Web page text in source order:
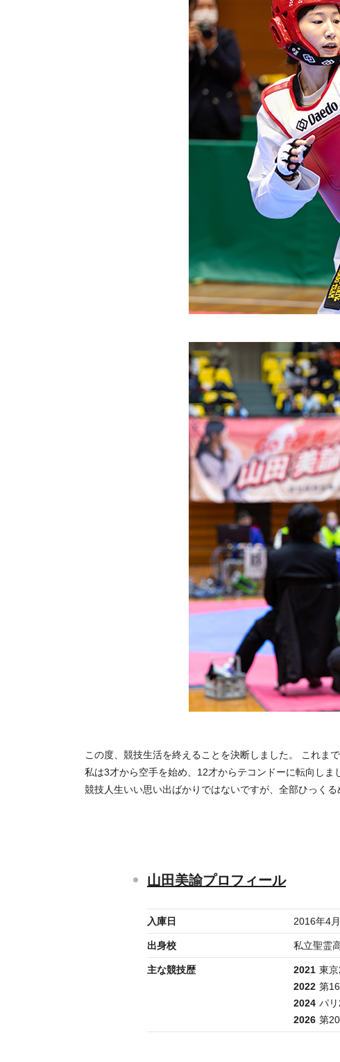
この度、競技生活を終えることを決断しました。 これま
私は3才から空手を始め、12才からテコンドーに転向しま
競技人生いい思い出ばかりではないですが、全部ひっく
山田美諭プロフィール
入庫日 2016年4
出身校 私立聖霊
主な競技歴 2021 東
2022 第
2024 パ
2026 第